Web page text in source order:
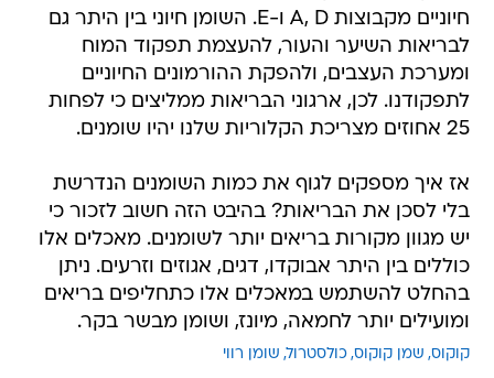
חיוניים מקבוצות A, D ו-E. השומן חיוני בין היתר גם
לבריאות השיער והעור, להעצמת תפקוד המוח
ומערכת העצבים, ולהפקת ההורמונים החיוניים
לתפקודנו. לכן, ארגוני הבריאות ממליצים כי לפחות
25 אחוזים מצריכת הקלוריות שלנו יהיו שומנים.
אז איך מספקים לגוף את כמות השומנים הנדרשת
בלי לסכן את הבריאות? בהיבט הזה חשוב לזכור כי
יש מגוון מקורות בריאים יותר לשומנים. מאכלים אלו
כוללים בין היתר אבוקדו, דגים, אגוזים וזרעים. ניתן
בהחלט להשתמש במאכלים אלו כתחליפים בריאים
ומועילים יותר לחמאה, מיונז, ושומן מבשר בקר.
קוקוס שמן קוקוס כולסטרול שומן רווי